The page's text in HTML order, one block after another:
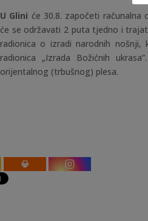
U Glini će 30.8. započeti računalna
će se održavati 2 puta tjedno i
radionica o izradi narodnih nošnji,
radionica „Izrada Božićnih
orijentalnog (trbušnog) plesa.